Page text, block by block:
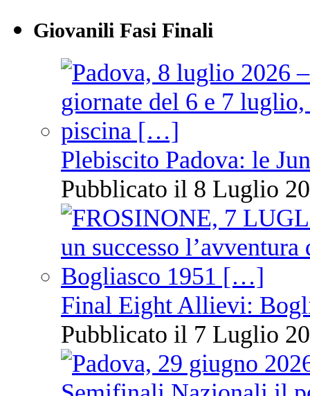
Giovanili Fasi Finali
Plebiscito Padova: le
Pubblicato il 8 Luglio
Final Eight Allievi:
Pubblicato il 7 Luglio